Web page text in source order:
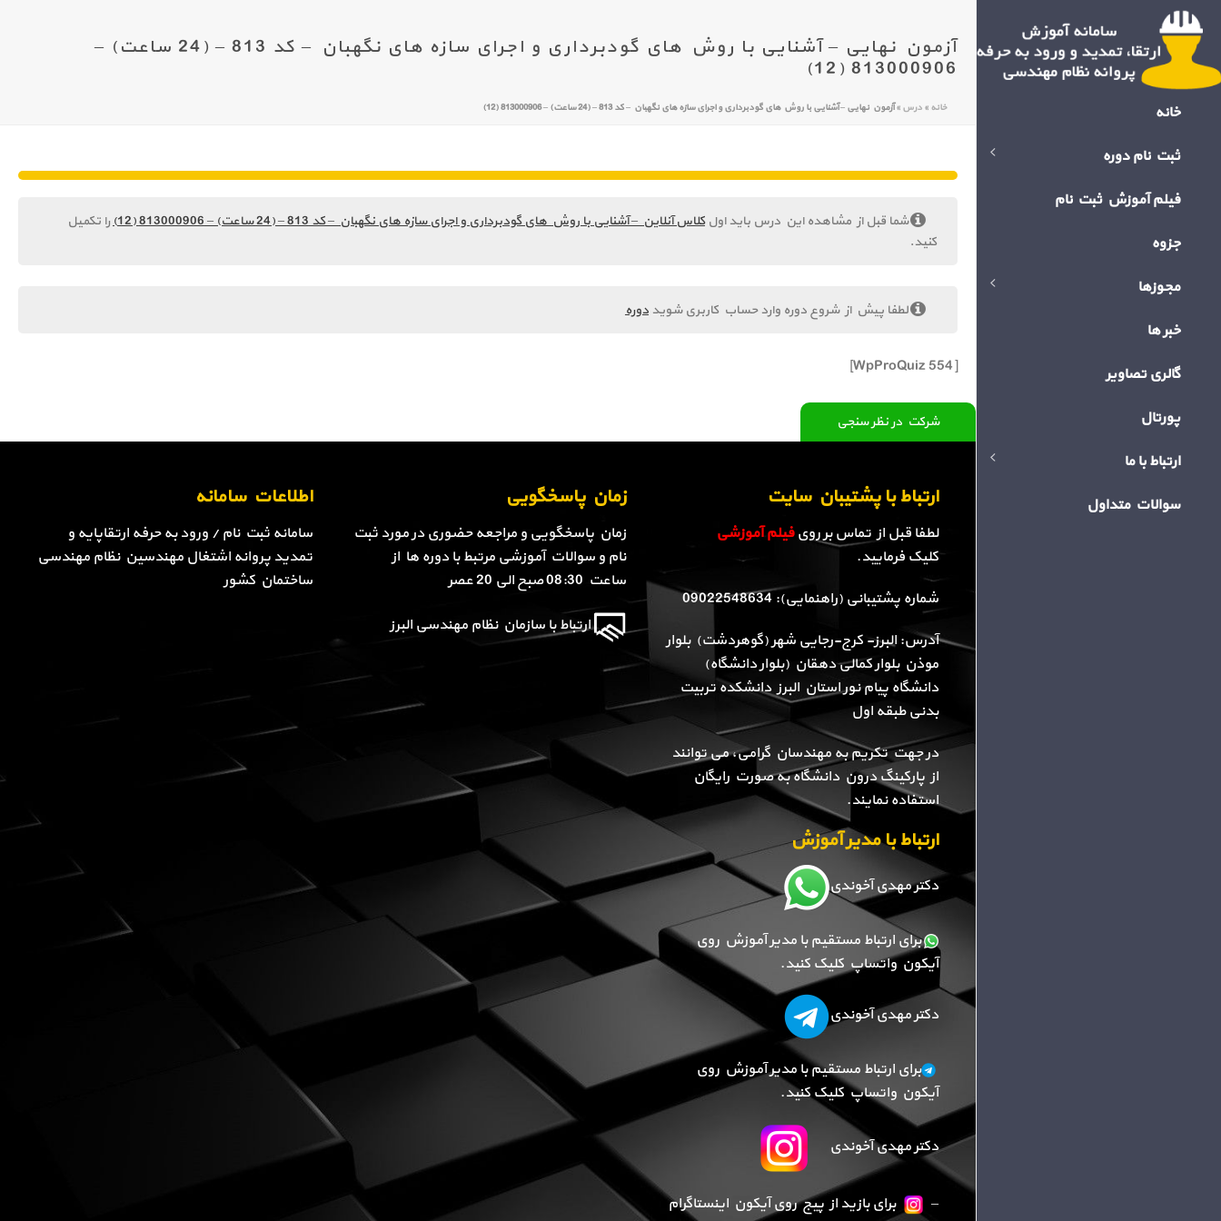
خانه
ثبت نام دوره
فیلم آموزش ثبت نام
جزوه
مجوزها
خبر ها
گالری تصاویر
پورتال
ارتباط با ما
سوالات متداول
آزمون نهایی – آشنایی با روش های گودبرداری و اجرای سازه های نگهبان – کد 813 – (24 ساعت) –
813000906 (12)
خانه » درس »آزمون نهایی – آشنایی با روش های گودبرداری و اجرای سازه های نگهبان – کد 813 – (24 ساعت) – 813000906 (12)
شرکت در نظر سنجی
شما قبل از مشاهده این درس باید اولکلاس آنلاین – آشنایی با روش های گودبرداری و اجرای سازه های نگهبان – کد 813 – (24 ساعت) – 813000906 (12)
را تکمیل
کنید.
لطفا پیش از شروع دوره وارد حساب کاربری شویددوره
[WpProQuiz 554]
اطلاعات سامانه
سامانه ثبت نام / ورود به حرفه ارتقاپایه و
تمدید پروانه اشتغال مهندسین نظام مهندسی
ساختمان کشور
زمان پاسخگویی
زمان پاسخگویی و مراجعه حضوری در مورد ثبت
نام و سوالات آموزشی مرتبط با دوره ها از
ساعت 08:30 صبح الی 20 عصر
ارتباط با سازمان نظام مهندسی البرز
ارتباط با پشتیبان سایت
لطفا قبل از تماس بر رویفیلم آموزشی
کلیک فرمایید.
شماره پشتیبانی (راهنمایی): 09022548634
آدرس: البرز- کرج-رجایی شهر (گوهردشت) بلوار
موذن بلوار کمالی دهقان (بلوار دانشگاه)
دانشگاه پیام نور استان البرز دانشکده تربیت
بدنی طبقه اول
در جهت تکریم به مهندسان گرامی، می توانند
از پارکینگ درون دانشگاه به صورت رایگان
استفاده نمایند.
ارتباط با مدیر آموزش
دکتر مهدی آخوندی
برای ارتباط مستقیم با مدیر آموزش روی
آیکون واتساپ کلیک کنید.
دکتر مهدی آخوندی
برای ارتباط مستقیم با مدیر آموزش روی
آیکون واتساپ کلیک کنید.
دکتر مهدی آخوندی
–
برای بازید از پیج روی آیکون اینستاگرام